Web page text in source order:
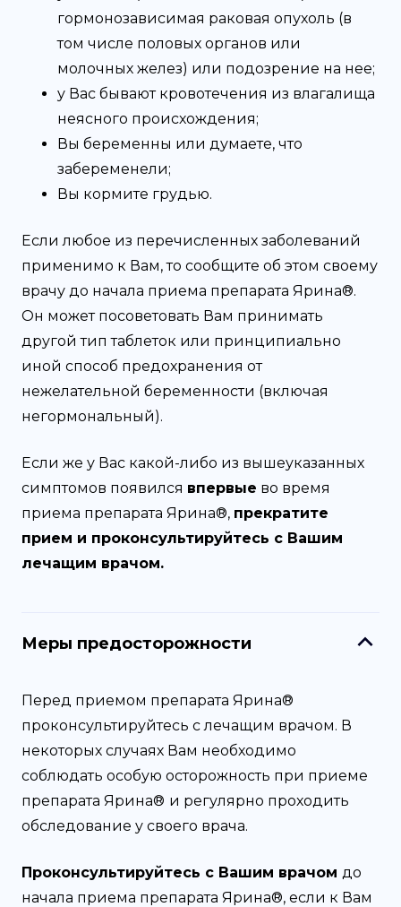
гормонозависимая раковая опухоль (в
том числе половых органов или
молочных желез) или подозрение на нее;
у Вас бывают кровотечения из влагалища
неясного происхождения;
Вы беременны или думаете, что
забеременели;
Вы кормите грудью.
Если любое из перечисленных заболеваний
применимо к Вам, то сообщите об этом своему
врачу до начала приема препарата Ярина®.
Он может посоветовать Вам принимать
другой тип таблеток или принципиально
иной способ предохранения от
нежелательной беременности (включая
негормональный).
Если же у Вас какой-либо из вышеуказанных
симптомов появился впервые во время
приема препарата Ярина®, прекратите
прием и проконсультируйтесь с Вашим
лечащим врачом.
Меры предосторожности
Перед приемом препарата Ярина®
проконсультируйтесь с лечащим врачом. В
некоторых случаях Вам необходимо
соблюдать особую осторожность при приеме
препарата Ярина® и регулярно проходить
обследование у своего врача.
Проконсультируйтесь с Вашим врачом до
начала приема препарата Ярина®, если к Вам